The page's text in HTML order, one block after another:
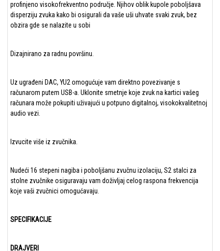
profinjeno visokofrekventno područje. Njihov oblik kupole poboljšava
disperziju zvuka kako bi osigurali da vaše uši uhvate svaki zvuk, bez
obzira gde se nalazite u sobi
Dizajnirano za radnu površinu.
Uz ugrađeni DAC, YU2 omogućuje vam direktno povezivanje s
računarom putem USB-a. Uklonite smetnje koje zvuk na kartici vašeg
računara može pokupiti uživajući u potpuno digitalnoj, visokokvalitetnoj
audio vezi.
Izvucite više iz zvučnika.
Nudeći 16 stepeni nagiba i poboljšanu zvučnu izolaciju, S2 stalci za
stolne zvučnike osiguravaju vam doživljaj celog raspona frekvencija
koje vaši zvučnici omogućavaju.
SPECIFIKACIJE
DRAJVERI